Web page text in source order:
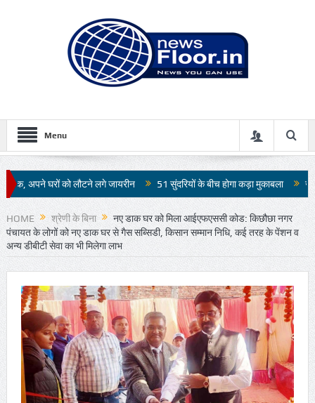
Menu
लगे जायरीन 51 सुंदरियों के बीच होगा कड़ा मुकाबला जापान में 7.1 तीव्रता के
HOME श्रेणी के बिना
नए डाक घर को मिला आईएफएससी कोड: किछौछा नगर
पंचायत के लोगों को नए डाक घर से गैस सब्सिडी, किसान सम्मान निधि, कई तरह के पेंशन व
अन्य डीबीटी सेवा का भी मिलेगा लाभ